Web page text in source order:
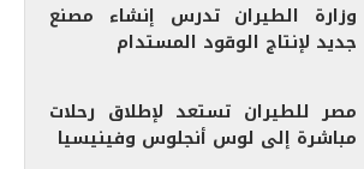
وزارة الطيران تدرس إنشاء مصنع
جديد لإنتاج الوقود المستدام
مصر للطيران تستعد لإطلاق رحلات
مباشرة إلى لوس أنجلوس وفينيسيا